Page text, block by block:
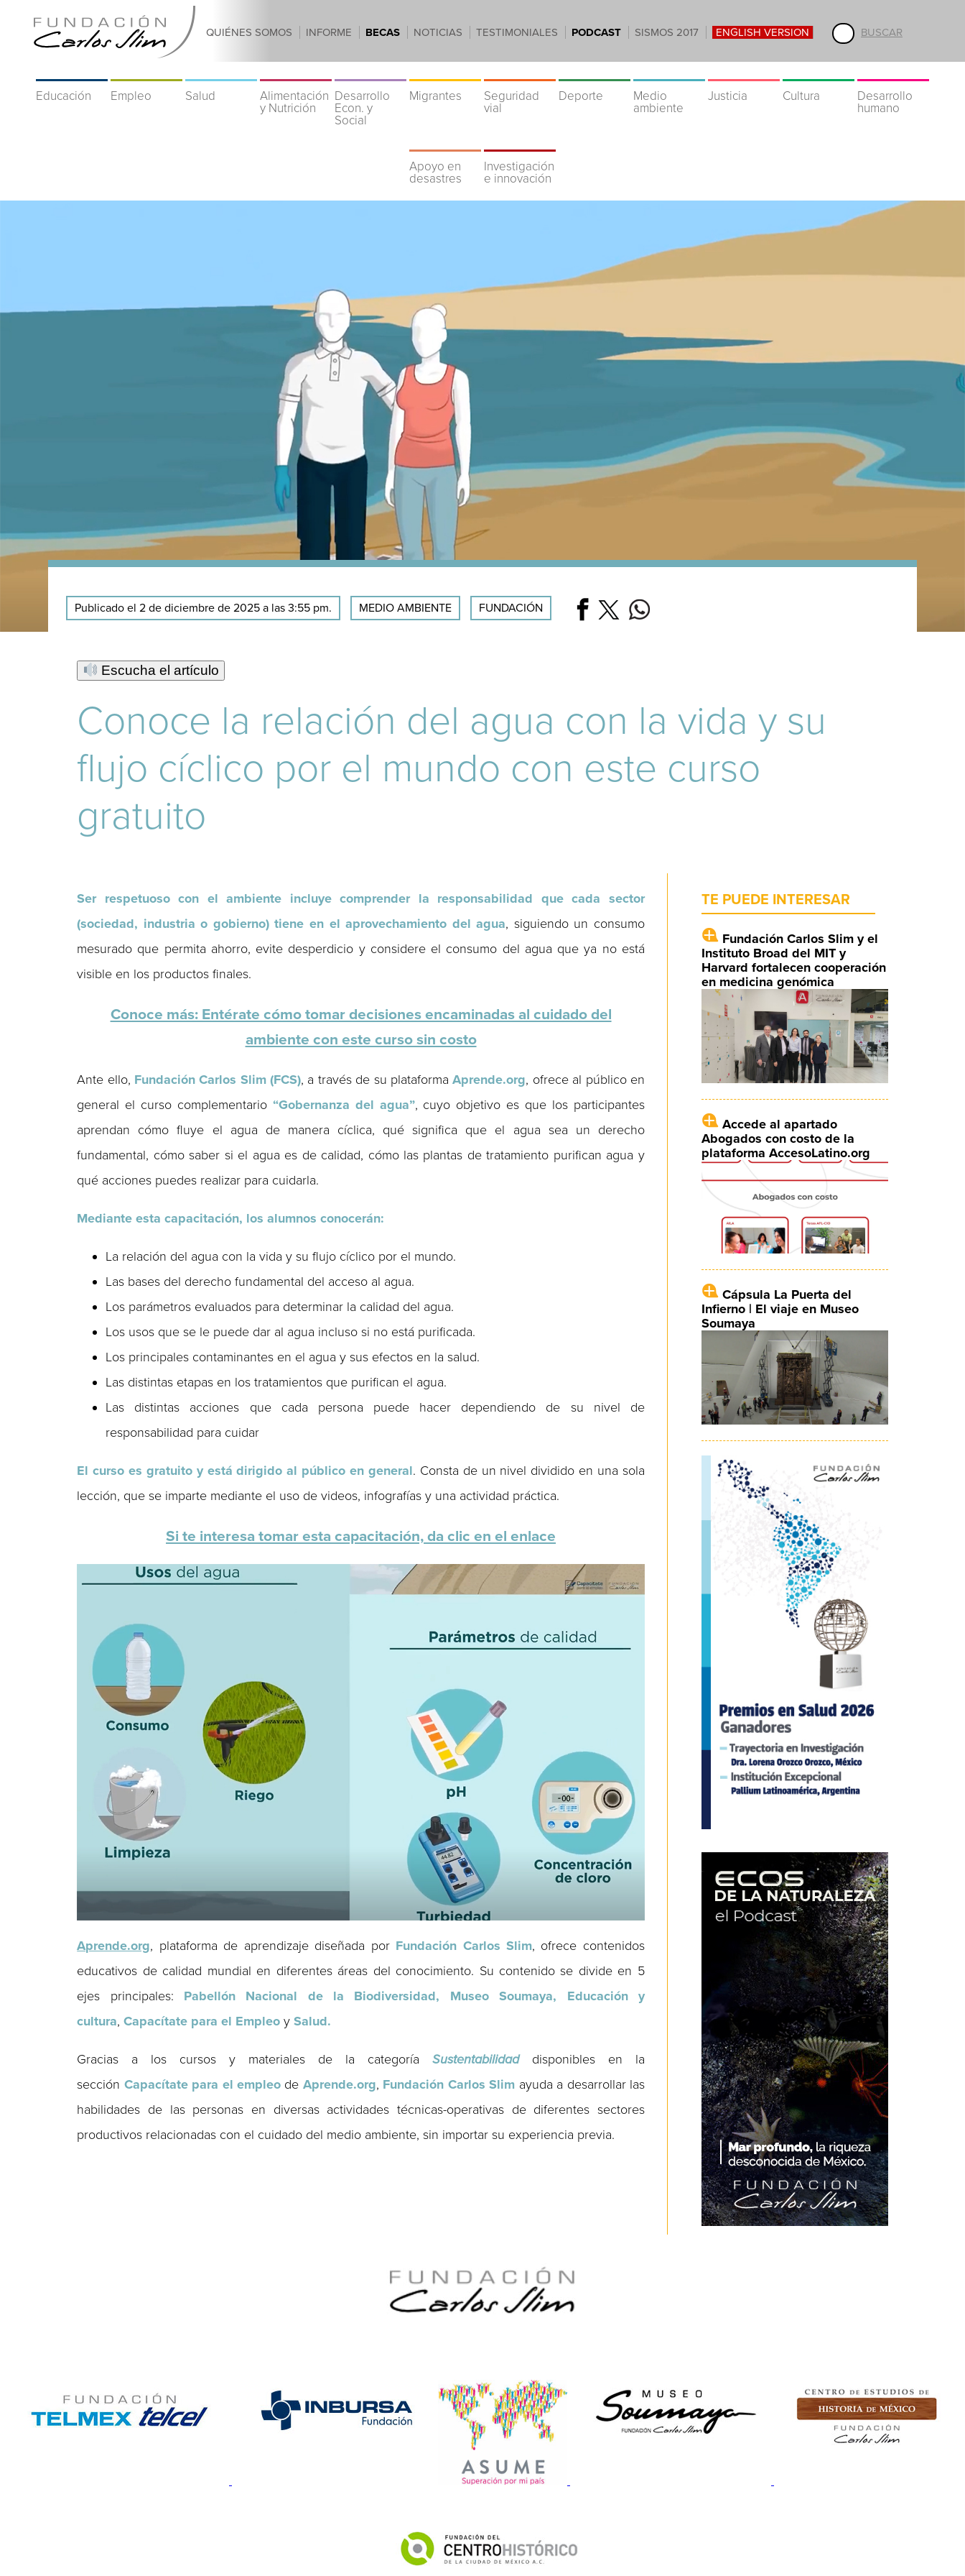
BUSCAR
QUIÉNES SOMOS INFORME BECAS NOTICIAS TESTIMONIALES PODCAST SISMOS 2017 ENGLISH VERSION
Educación Empleo Salud
Alimentación
y Nutrición
Desarrollo
Econ. y
Social
Migrantes
Seguridad
vial
Deporte
Medio
ambiente
Justicia Cultura
Desarrollo
humano
Apoyo en
desastres
Investigación
e innovación
Publicado el 2 de diciembre de 2025 a las 3:55 pm. MEDIO AMBIENTE FUNDACIÓN
Escucha el artículo
Conoce la relación del agua con la vida y su
flujo cíclico por el mundo con este curso
gratuito
Ser respetuoso con el ambiente incluye comprender la responsabilidad que cada sector
(sociedad, industria o gobierno) tiene en el aprovechamiento del agua, siguiendo un consumo
mesurado que permita ahorro, evite desperdicio y considere el consumo del agua que ya no está
visible en los productos finales.
Conoce más: Entérate cómo tomar decisiones encaminadas al cuidado del
ambiente con este curso sin costo
Ante ello, Fundación Carlos Slim (FCS), a través de su plataformaAprende.org, ofrece al público en
general el curso complementario “Gobernanza del agua”, cuyo objetivo es que los participantes
aprendan cómo fluye el agua de manera cíclica, qué significa que el agua sea un derecho
fundamental, cómo saber si el agua es de calidad, cómo las plantas de tratamiento purifican agua y
qué acciones puedes realizar para cuidarla.
Mediante esta capacitación, los alumnos conocerán:
La relación del agua con la vida y su flujo cíclico por el mundo.
Las bases del derecho fundamental del acceso al agua.
Los parámetros evaluados para determinar la calidad del agua.
Los usos que se le puede dar al agua incluso si no está purificada.
Los principales contaminantes en el agua y sus efectos en la salud.
Las distintas etapas en los tratamientos que purifican el agua.
Las distintas acciones que cada persona puede hacer dependiendo de su nivel de
responsabilidad para cuidar
El curso es gratuito y está dirigido al público en general. Consta de un nivel dividido en una sola
lección, que se imparte mediante el uso de videos, infografías y una actividad práctica.
Si te interesa tomar esta capacitación, da clic en el enlace
Aprende.org, plataforma de aprendizaje diseñada por Fundación Carlos Slim, ofrece contenidos
educativos de calidad mundial en diferentes áreas del conocimiento. Su contenido se divide en 5
ejes principales: Pabellón Nacional de la Biodiversidad, Museo Soumaya, Educación y
cultura,Capacítate para el Empleo ySalud.
Gracias a los cursos y materiales de la categoría Sustentabilidaddisponibles en la
sección Capacítate para el empleode Aprende.org, Fundación Carlos Slim ayuda a desarrollar las
habilidades de las personas en diversas actividades técnicas-operativas de diferentes sectores
productivos relacionadas con el cuidado del medio ambiente, sin importar su experiencia previa.
TE PUEDE INTERESAR
Fundación Carlos Slim y el
Instituto Broad del MIT y
Harvard fortalecen cooperación
en medicina genómica
Accede al apartado
Abogados con costo de la
plataforma AccesoLatino.org
Cápsula La Puerta del
Infierno | El viaje en Museo
Soumaya